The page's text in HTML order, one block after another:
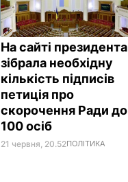
На сайті президента
зібрала необхідну
кількість підписів
петиція про
скорочення Ради до
100 осіб
21 червня, 20.52ПОЛІТИКА